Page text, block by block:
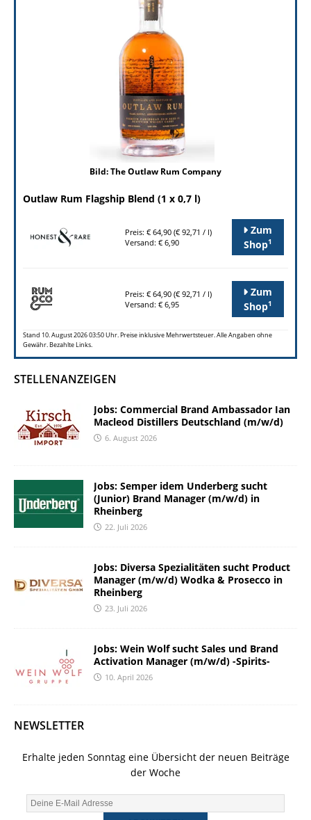
Bild: The Outlaw Rum Company
Outlaw Rum Flagship Blend (1 x 0,7 l)
Preis: € 64,90 (€ 92,71 / l)
Versand: € 6,90
Zum
Shop1
Preis: € 64,90 (€ 92,71 / l)
Versand: € 6,95
Zum
Shop1
Stand 10. August 2026 03:50 Uhr. Preise inklusive Mehrwertsteuer. Alle Angaben ohne
Gewähr. Bezahlte Links.
STELLENANZEIGEN
Jobs: Commercial Brand Ambassador Ian
Macleod Distillers Deutschland (m/w/d)
6. August 2026
Jobs: Semper idem Underberg sucht
(Junior) Brand Manager (m/w/d) in
Rheinberg
22. Juli 2026
Jobs: Diversa Spezialitäten sucht Product
Manager (m/w/d) Wodka & Prosecco in
Rheinberg
23. Juli 2026
Jobs: Wein Wolf sucht Sales und Brand
Activation Manager (m/w/d) -Spirits-
10. April 2026
NEWSLETTER
Erhalte jeden Sonntag eine Übersicht der neuen Beiträge
der Woche